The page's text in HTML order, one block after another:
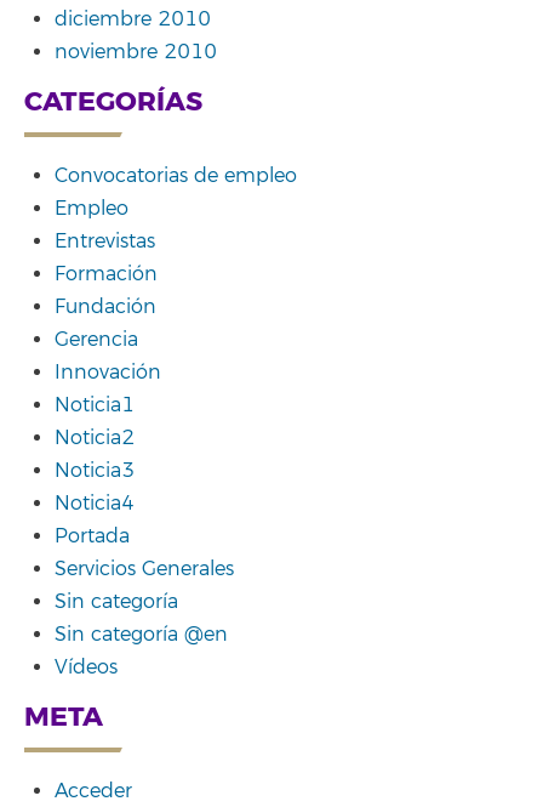
diciembre 2010
noviembre 2010
CATEGORÍAS
Convocatorias de empleo
Empleo
Entrevistas
Formación
Fundación
Gerencia
Innovación
Noticia1
Noticia2
Noticia3
Noticia4
Portada
Servicios Generales
Sin categoría
Sin categoría @en
Vídeos
META
Acceder